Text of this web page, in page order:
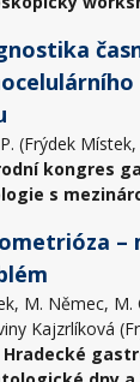
(Frýdek
kongres
s
–
M. Němec, M.
Kajzrlíková
Hradecké